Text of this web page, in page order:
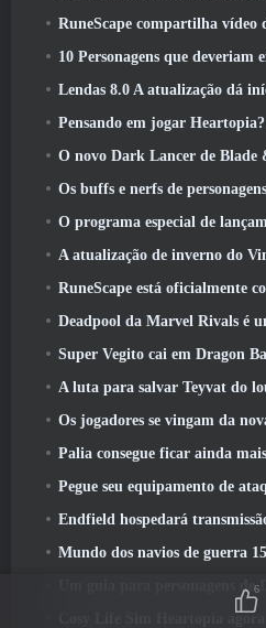
RuneScape compartilha vídeo detalhando
10 Personagens que deveriam
Lendas 8.0 A atualização dá início
Pensando em jogar
O novo Dark Lancer de Blade & Soul Neo
Os buffs e nerfs de personagens
O programa especial de lançamento da Endfield fornece
A atualização de inverno do Vindictus apresenta
RuneScape está oficialmente
Deadpool da Marvel Rivals é
Super Vegito cai em Dragon Ball Gekishin
A luta para salvar Teyvat do louco que é
Os jogadores se vingam da
Palia consegue ficar ainda mais aconchegante com as
Pegue seu equipamento de ataque,
Endfield hospedará transmissão ao vivo
Mundo dos navios de guerra 15.0 Atualização traz novos navios de
Um guia para personagens de Duet
Cosy Life Sim Heartopia agora
6